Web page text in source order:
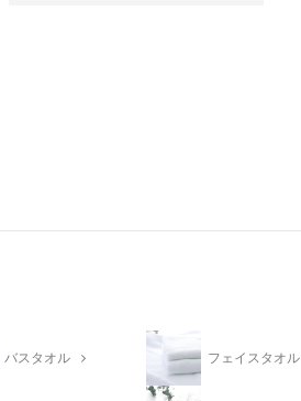
バスタオル フェイスタオル